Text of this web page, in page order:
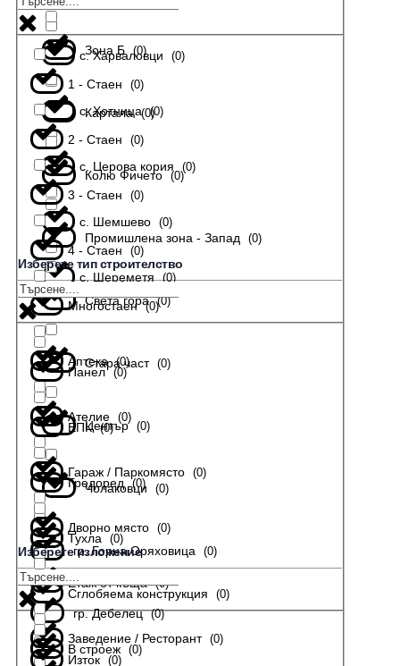
с. Харваловци (0)
с. Хотница (0)
с. Церова кория (0)
с. Шемшево (0)
с. Шереметя (0)
Зона Б (0)
Картала (0)
Колю Фичето (0)
Промишлена зона - Запад (0)
Света гора (0)
Стара част (0)
Център (0)
Чолаковци (0)
гр. Горна Оряховица (0)
гр. Дебелец (0)
1 - Стаен (0)
2 - Стаен (0)
3 - Стаен (0)
4 - Стаен (0)
Многостаен (0)
Аптека (0)
Ателие (0)
Гараж / Паркомясто (0)
Дворно място (0)
Етаж от къща (0)
Заведение / Ресторант (0)
Изберете тип строителство
Панел (0)
ЕПК (0)
Гредоред (0)
Тухла (0)
Сглобяема конструкция (0)
В строеж (0)
Изберете изложение
Изток (0)